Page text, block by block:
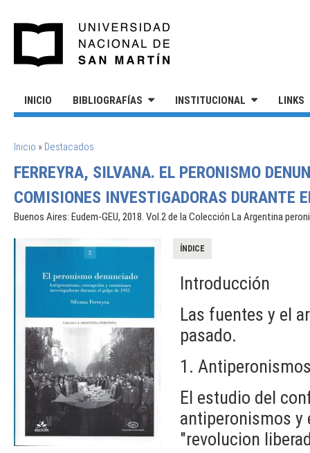
INICIO BIBLIOGRAFÍAS INSTITUCIONAL LINKS
SE ENCUENTRA USTED AQUÍ
Inicio » Destacados
FERREYRA, SILVANA. EL PERONISMO
COMISIONES INVESTIGADORAS DURANTE
Buenos Aires: Eudem-GEU, 2018. Vol.2 de la Colección La Argentina
ÍNDICE
Introducción
Las fuentes y el
pasado.
1.
El estudio del
antiperonismos y
"revolucion